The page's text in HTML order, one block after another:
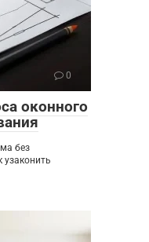
0
оконного
без
узаконить